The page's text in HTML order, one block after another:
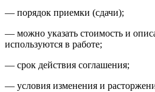
— порядок приемки (сдачи);
— можно указать стоимость и
используются в работе;
— срок действия соглашения;
— условия изменения и